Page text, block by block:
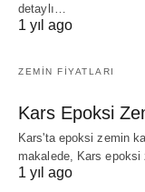
detaylı…
1 yıl ago
ZEMIN FIYATLARI
Kars Epoksi
Kars'ta epoksi zemin
makalede, Kars epoksi
1 yıl ago